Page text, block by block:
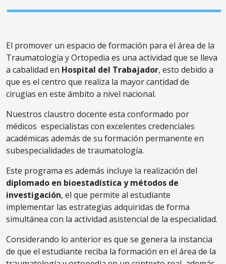
El promover un espacio de formación para el área de la
Traumatología y Ortopedia es una actividad que se lleva
a cabalidad en Hospital del Trabajador, esto debido a
que es el centro que realiza la mayor cantidad de
cirugías en este ámbito a nivel nacional.​
Nuestros claustro docente esta conformado por
médicos especialistas con excelentes credenciales
académicas además de su formación permanente en
subespecialidades de traumatología.
Este programa es además incluye la realización del
diplomado en bioestadística y métodos de
investigación, el que permite al estudiante
implementar las estrategias adquiridas de forma
simultánea con la actividad asistencial de la especialidad.​
Considerando lo anterior es que se genera la instancia
de que el estudiante reciba la formación en el área de la